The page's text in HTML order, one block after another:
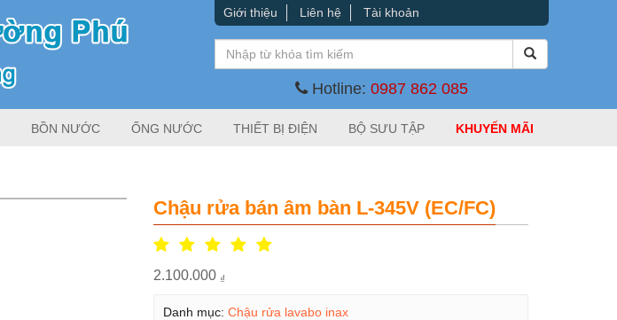
Giới thiệu Liên hệ Tài khoản
Hotline:0987 862 085
BỒN NƯỚC ỐNG NƯỚC THIẾT BỊ ĐIỆN BỘ SƯU TẬP KHUYẾN MÃI
Chậu rửa bán âm bàn L-345V (EC/FC)
2.100.000 ₫
Danh mục:Chậu rửa lavabo inax